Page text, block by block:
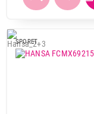
SPORET